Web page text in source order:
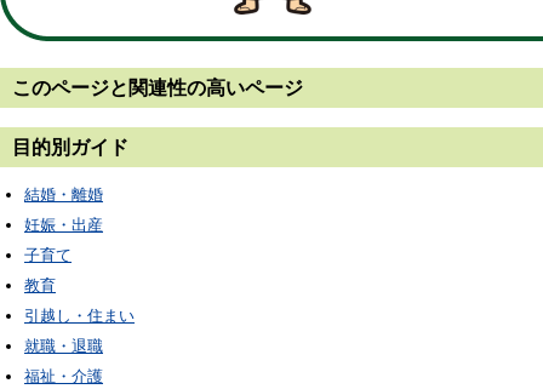
このページと 関連性の高いページ
目的別ガイド
結婚・離婚
妊娠・出産
子育て
教育
引越し・住まい
就職・退職
福祉・介護